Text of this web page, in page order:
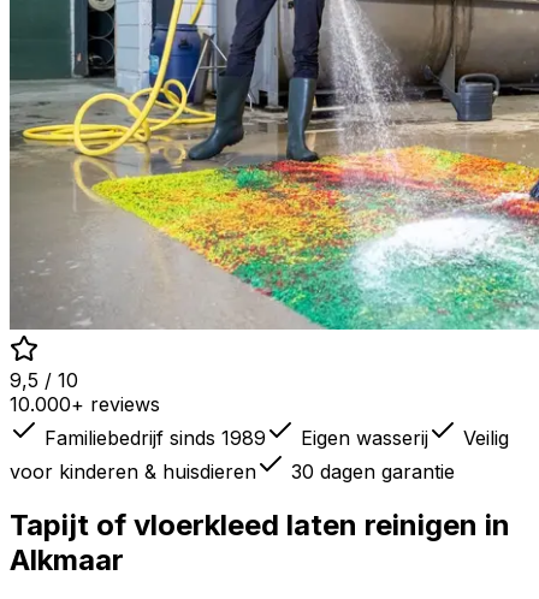
9,5 / 10
10.000+ reviews
Familiebedrijf sinds 1989
Eigen wasserij
Veilig
voor kinderen & huisdieren
30 dagen garantie
Tapijt of vloerkleed laten reinigen in
Alkmaar